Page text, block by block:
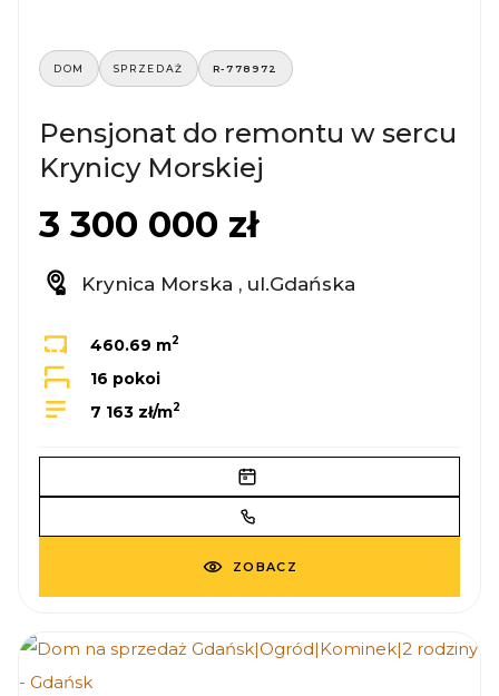
DOM SPRZEDAŻ R-778972
Pensjonat do remontu w sercu
Krynicy Morskiej
3 300 000 zł
Krynica Morska , ul.Gdańska
460.69 m2
16 pokoi
7 163 zł/m2
ZOBACZ